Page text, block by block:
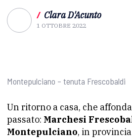
/ Clara D'Acunto
1 OTTOBRE 2022
Montepulciano – tenuta Frescobaldi
Un ritorno a casa, che
passato: Marchesi
Montepulciano, in